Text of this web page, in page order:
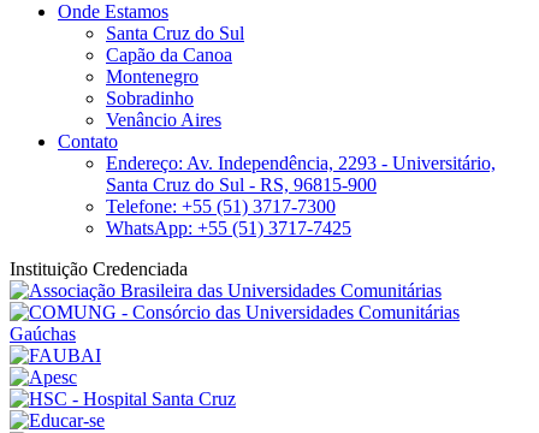
Onde Estamos
Santa Cruz do Sul
Capão da Canoa
Montenegro
Sobradinho
Venâncio Aires
Contato
Endereço: Av. Independência, 2293 - Universitário,
Santa Cruz do Sul - RS, 96815-900
Telefone: +55 (51) 3717-7300
WhatsApp: +55 (51) 3717-7425
Instituição Credenciada